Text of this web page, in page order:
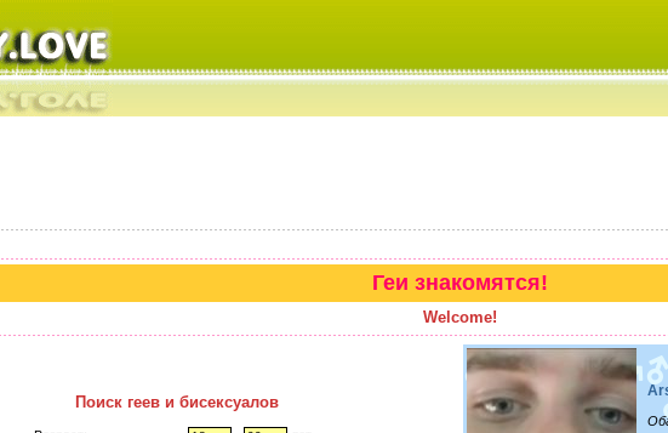
Геи знакомятся!
Welcome!
Поиск геев и бисексуалов